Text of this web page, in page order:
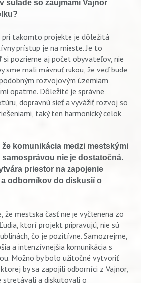
súlade so záujmami Vajnor
pri takomto projekte je dôležitá
prístup je na mieste. Je to
si pozrieme aj počet obyvateľov, nie
sme mali mávnuť rukou, že veď bude
rozvojovým územiam
opatrne. Dôležité je správne
dopravnú sieť a vyvážiť rozvoj so
taký ten harmonický celok
komunikácia medzi mestskými
samosprávou nie je dostatočná.
priestor na zapojenie
odborníkov do diskusií o
že mestská časť nie je vyčlenená zo
ktorí projekt pripravujú, nie sú
čo je pozitívne. Samozrejme,
a intenzívnejšia komunikácia s
Možno by bolo užitočné vytvoriť
by sa zapojili odborníci z Vajnor,
stretávali a diskutovali o